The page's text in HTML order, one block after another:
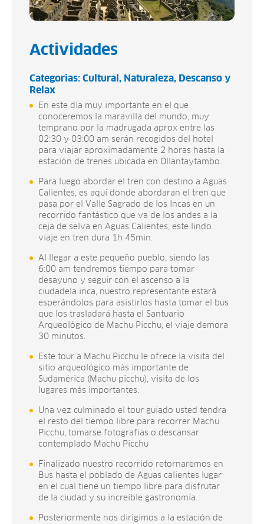
Actividades
Categorias: Cultural Naturaleza
Descanso y
Relax
En este día muy importante en el que
conoceremos la maravilla del mundo, muy
temprano por la madrugada aprox entre las
02:30 y 03:00 am serán recogidos del hotel
para viajar aproximadamente 2 horas hasta la
estación de trenes ubicada en Ollantaytambo.
Para luego abordar el tren con destino a Aguas
Calientes, es aquí donde abordaran el tren que
pasa por el Valle Sagrado de los Incas en un
recorrido fantástico que va de los andes a la
ceja de selva en Aguas Calientes, este lindo
viaje en tren dura 1h 45min.
Al llegar a este pequeño pueblo, siendo las
6:00 am tendremos tiempo para tomar
desayuno y seguir con el ascenso a la
ciudadela inca, nuestro representante estará
esperándolos para asistirlos hasta tomar el bus
que los trasladará hasta el Santuario
Arqueológico de Machu Picchu, el viaje demora
30 minutos.
Este tour a Machu Picchu le ofrece la visita del
sitio arqueológico más importante de
Sudamérica (Machu picchu), visita de los
lugares más importantes.
Una vez culminado el tour guiado usted tendra
el resto del tiempo libre para recorrer Machu
Picchu, tomarse fotografias o descansar
contemplado Machu Picchu
Finalizado nuestro recorrido retornaremos en
Bus hasta el poblado de Aguas calientes lugar
en el cual tiene un tiempo libre para disfrutar
de la ciudad y su increíble gastronomía.
Posteriormente nos dirigimos a la estación de